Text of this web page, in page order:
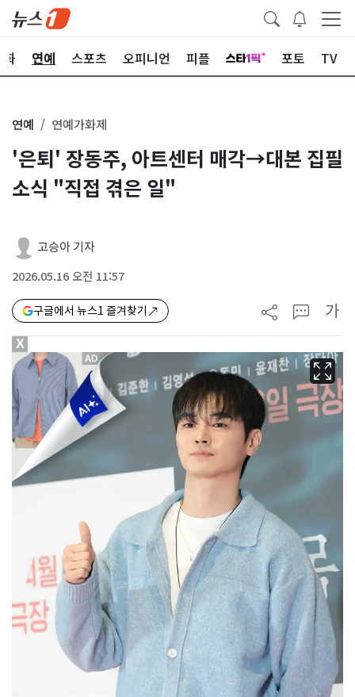
화 연예 스포츠 오피니언 피플 포토 TV
연예 연예가화제
'은퇴' 장동주, 아트센터 매각→대본 집필
소식 "직접 겪은 일"
고승아 기자
2026.05.16 오전 11:57
구글에서 뉴스1 즐겨찾기 가
X